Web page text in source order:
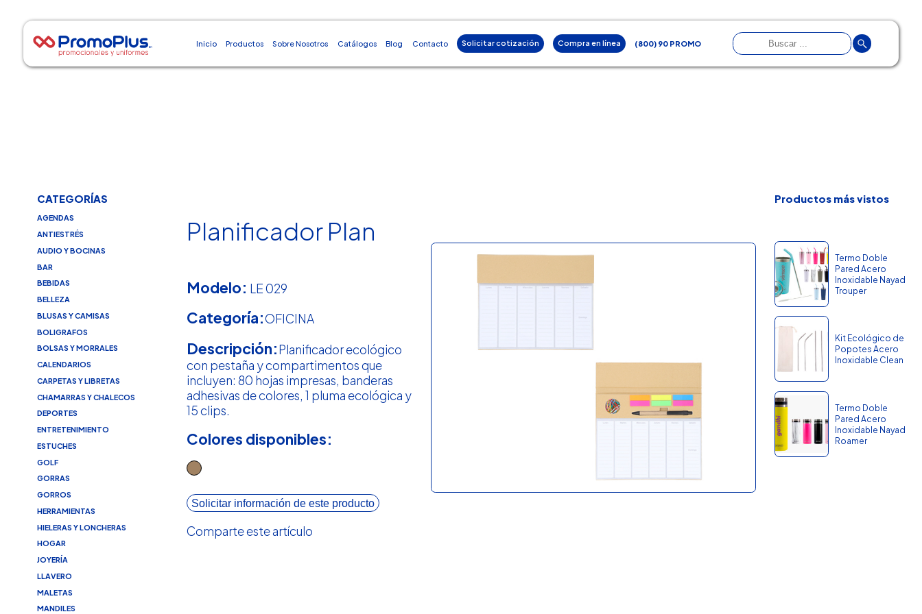
Inicio Productos Sobre Nosotros Catálogos Blog Contacto Solicitar cotización Compra en línea (800) 90 PROMO
CATEGORÍAS
AGENDAS
ANTIESTRÉS
AUDIO Y BOCINAS
BAR
BEBIDAS
BELLEZA
BLUSAS Y CAMISAS
BOLIGRAFOS
BOLSAS Y MORRALES
CALENDARIOS
CARPETAS Y LIBRETAS
CHAMARRAS Y CHALECOS
DEPORTES
ENTRETENIMIENTO
ESTUCHES
GOLF
GORRAS
GORROS
HERRAMIENTAS
HIELERAS Y LONCHERAS
HOGAR
JOYERÍA
LLAVERO
MALETAS
MANDILES
Planificador Plan
Modelo: LE 029
Categoría:OFICINA
Descripción:Planificador ecológico
con pestaña y compartimentos que
incluyen: 80 hojas impresas, banderas
adhesivas de colores, 1 pluma ecológica y
15 clips.
Colores disponibles:
Solicitar información de este producto
Comparte este artículo
Productos más vistos
Termo Doble
Pared Acero
Inoxidable Nayad
Trouper
Kit Ecológico de
Popotes Acero
Inoxidable Clean
Termo Doble
Pared Acero
Inoxidable Nayad
Roamer